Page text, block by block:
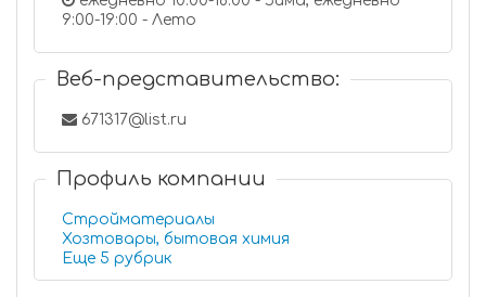
9:00-19:00 - Лето
Веб-представительство:
671317@list.ru
Профиль компании
Стройматериалы
Хозтовары, бытовая химия
Еще 5 рубрик